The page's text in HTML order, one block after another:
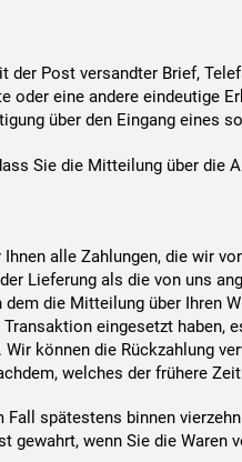
Post versandter Brief,
oder eine andere eindeutige
über den Eingang eines
Sie die Mitteilung über die
alle Zahlungen, die wir
Lieferung als die von uns
dem die Mitteilung über
eingesetzt haben,
können die Rückzahlung
welches der frühere
spätestens binnen
gewahrt, wenn Sie die Waren